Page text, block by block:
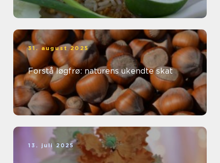
31. august 2025
Forstå løgfrø: naturens ukendte skat
13. juli 2025